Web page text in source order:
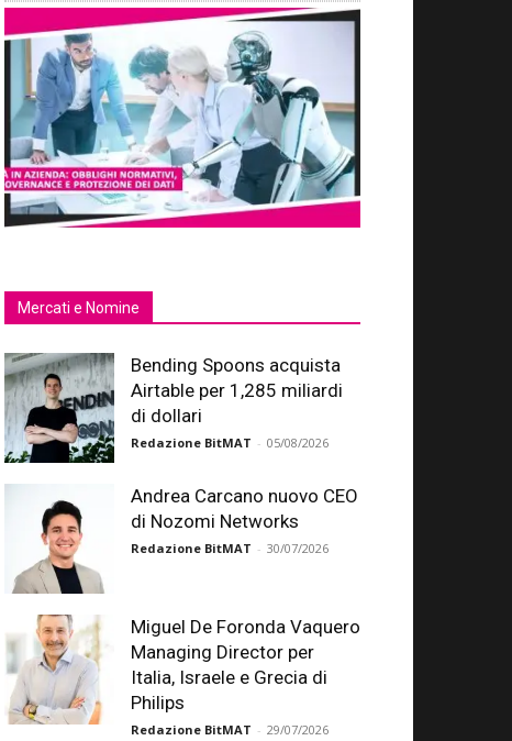
Mercati e Nomine
Bending Spoons acquista
Airtable per 1,285 miliardi
di dollari
Redazione BitMAT - 05/08/2026
Andrea Carcano nuovo CEO
di Nozomi Networks
Redazione BitMAT - 30/07/2026
Miguel De Foronda Vaquero
Managing Director per
Italia, Israele e Grecia di
Philips
Redazione BitMAT - 29/07/2026